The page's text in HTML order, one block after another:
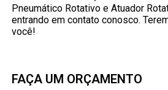
Pneumático Rotativo e Atuador
entrando em contato conosco.
você!
FAÇA UM ORÇAMENTO